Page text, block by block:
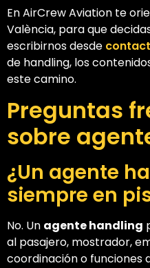
En AirCrew Aviation te
València, para que
escribirnos desde
de handling, los
este camino.
Preguntas
sobre
¿Un agente
siempre en
No. Un agente handling
al pasajero, mostrador,
coordinación o funciones